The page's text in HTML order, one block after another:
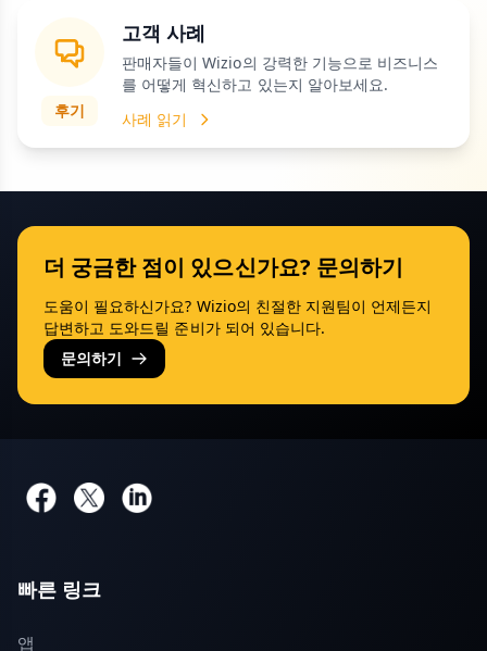
후기
고객 사례
판매자들이 Wizio의 강력한 기능으로 비즈니스
를 어떻게 혁신하고 있는지 알아보세요.
사례 읽기
더 궁금한 점이 있으신가요? 문의하기
도움이 필요하신가요? Wizio의 친절한 지원팀이 언제든지
답변하고 도와드릴 준비가 되어 있습니다.
문의하기
빠른 링크
앱